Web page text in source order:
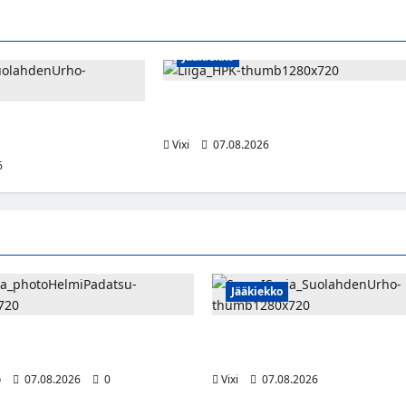
Jääkiekko
Vixi
07.08.2026
07.08.2026 0
Jääkiekko
Vixi
07.08.2026